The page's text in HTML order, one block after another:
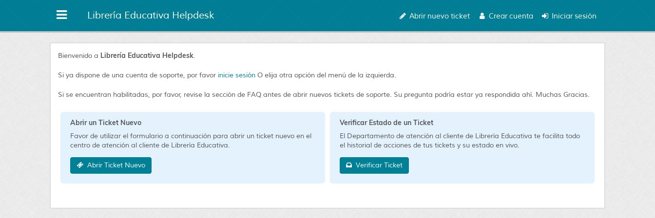
Librería Educativa Helpdesk Abrir nuevo ticket Crear cuenta Iniciar sesión
Bienvenido a Librería Educativa Helpdesk.
Si ya dispone de una cuenta de soporte, por favor inicie sesión O elija otra opción del menú de la izquierda.
Si se encuentran habilitadas, por favor, revise la sección de FAQ antes de abrir nuevos tickets de soporte. Su pregunta podría estar ya respondida ahí. Muchas Gracias.
Abrir un Ticket Nuevo
Favor de utilizar el formulario a continuación para abrir un ticket nuevo en el
centro de atención al cliente de Librería Educativa.
Abrir Ticket Nuevo
Verificar Estado de un Ticket
El Departamento de atención al cliente de Librería Educativa te facilita todo
el historial de acciones de tus tickets y su estado en vivo.
Verificar Ticket